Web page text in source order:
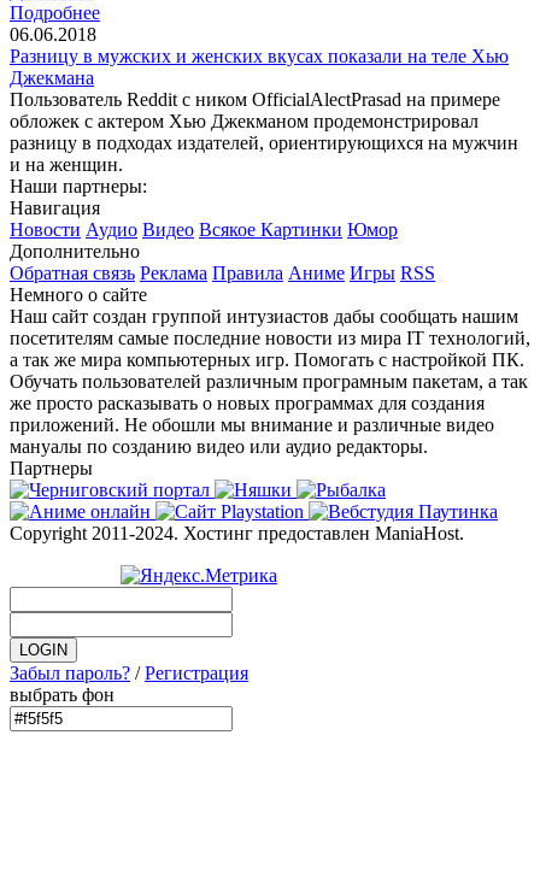
Подробнее
06.06.2018
Разницу в мужских и женских вкусах показали на теле Хью
Джекмана
Пользователь Reddit с ником OfficialAlectPrasad на примере
обложек с актером Хью Джекманом продемонстрировал
разницу в подходах издателей, ориентирующихся на мужчин
и на женщин.
Наши партнеры:
Навигация
Новости Аудио Видео Всякое Картинки Юмор
Дополнительно
Обратная связь Реклама Правила Аниме Игры RSS
Немного о сайте
Наш сайт создан группой интузиастов дабы сообщать нашим
посетителям самые последние новости из мира IT технологий,
а так же мира компьютерных игр. Помогать с настройкой ПК.
Обучать пользователей различным програмным пакетам, а так
же просто расказывать о новых программах для создания
приложений. Не обошли мы внимание и различные видео
мануалы по созданию видео или аудио редакторы.
Партнеры
Copyright 2011-2024. Хостинг предоставлен ManiaHost.
Забыл пароль? /Регистрация
выбрать фон